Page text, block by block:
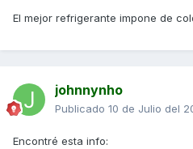
El mejor refrigerante impone de
johnnynho
Publicado 10 de Julio del
Encontré esta info: